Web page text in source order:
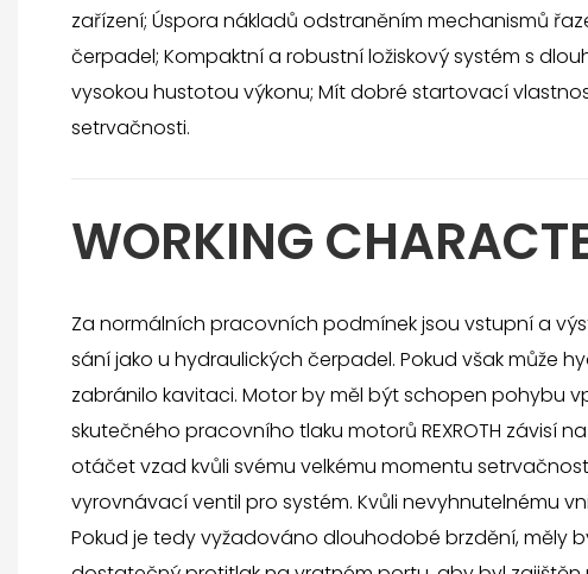
zařízení; Úspora nákladů odstraněním mechanismů
čerpadel; Kompaktní a robustní ložiskový systém s
vysokou hustotou výkonu; Mít dobré startovací
setrvačnosti.
WORKING
Za normálních pracovních podmínek jsou vstupní a
sání jako u hydraulických čerpadel. Pokud však může
zabránilo kavitaci. Motor by měl být schopen pohybu
skutečného pracovního tlaku motorů REXROTH závisí
otáčet vzad kvůli svému velkému momentu
vyrovnávací ventil pro systém. Kvůli nevyhnutelnému
Pokud je tedy vyžadováno dlouhodobé brzdění, měly